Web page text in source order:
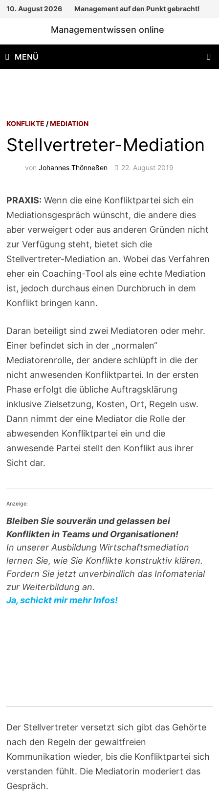
Zum10. August 2026 Management auf den Punkt gebracht!
Managementwissen online
MENÜ
KONFLIKTE /MEDIATION
Stellvertreter-Mediation
vonJohannes Thönneßen 22. August 2019
PRAXIS: Wenn die eine Konfliktpartei sich ein
Mediationsgespräch wünscht, die andere dies
aber verweigert oder aus anderen Gründen nicht
zur Verfügung steht, bietet sich die
Stellvertreter-Mediation an. Wobei das Verfahren
eher ein Coaching-Tool als eine echte Mediation
ist, jedoch durchaus einen Durchbruch in dem
Konflikt bringen kann.
Daran beteiligt sind zwei Mediatoren oder mehr.
Einer befindet sich in der „normalen“
Mediatorenrolle, der andere schlüpft in die der
nicht anwesenden Konfliktpartei. In der ersten
Phase erfolgt die übliche Auftragsklärung
inklusive Zielsetzung, Kosten, Ort, Regeln usw.
Dann nimmt der eine Mediator die Rolle der
abwesenden Konfliktpartei ein und die
anwesende Partei stellt den Konflikt aus ihrer
Sicht dar.
Anzeige:
Bleiben Sie souverän und gelassen bei
Konflikten in Teams und Organisationen!
In unserer Ausbildung Wirtschaftsmediation
lernen Sie, wie Sie Konflikte konstruktiv klären.
Fordern Sie jetzt unverbindlich das Infomaterial
zur Weiterbildung an.
Ja, schickt mir mehr Infos!
Der Stellvertreter versetzt sich gibt das Gehörte
nach den Regeln der gewaltfreien
Kommunikation wieder, bis die Konfliktpartei sich
verstanden fühlt. Die Mediatorin moderiert das
Gespräch.